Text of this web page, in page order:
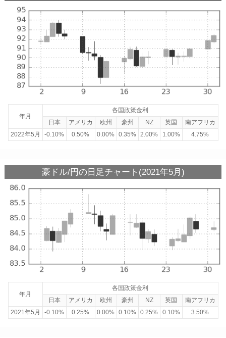
年月
各国政策金利
日本
アメリカ 欧州 豪州 NZ 英国
南アフリカ
2022年5月
-0.10% 0.50% 0.00% 0.35% 2.00% 1.00% 4.75%
豪ドル/円の日足チャート(2021年5月)
年月
各国政策金利
日本
アメリカ 欧州 豪州 NZ 英国
南アフリカ
2021年5月
-0.10% 0.25% 0.00% 0.10% 0.25% 0.10% 3.50%